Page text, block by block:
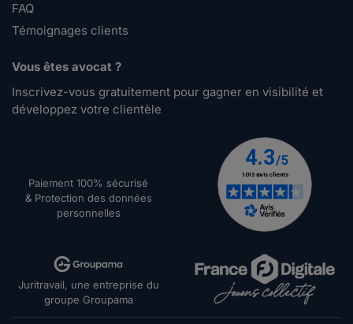
FAQ
Témoignages clients
Vous êtes avocat ?
Inscrivez-vous gratuitement pour gagner en visibilité et
développez votre clientèle
Paiement 100% sécurisé
& Protection des données
personnelles
Juritravail, une entreprise du
groupe Groupama